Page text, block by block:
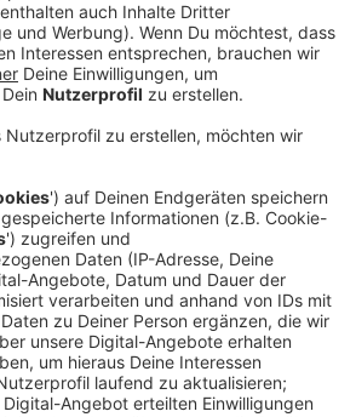
ihrer ersten EP,
mit Kygo, Felix Jaehn oder 6lack,
für alle Fans. Im November
Album "Therapy"
der Single "Lightning" gibt sie nun
auf die Platte. "Lightning" ist eine
die einen daran
sich zu glauben und sich niemals
Typisch und passend für Wees.